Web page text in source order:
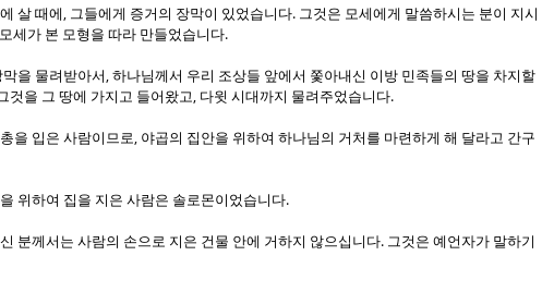
에 살 때에, 그들에게 증거의 장막이 있었습니다. 그것은 모세에게 말씀하시는 분이 지시
세가 본 모형을 따라 만들었습니다.
막을 물려받아서, 하나님께서 우리 조상들 앞에서 쫓아내신 이방 민족들의 땅을 차지할
것을 그 땅에 가지고 들어왔고, 다윗 시대까지 물려주었습니다.
총을 입은 사람이므로, 야곱의 집안을 위하여 하나님의 거처를 마련하게 해 달라고 간구
을 위하여 집을 지은 사람은 솔로몬이었습니다.
신 분께서는 사람의 손으로 지은 건물 안에 거하지 않으십니다. 그것은 예언자가 말하기